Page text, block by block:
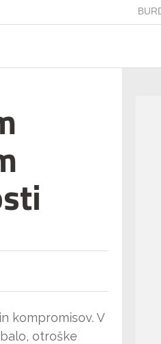
kompromisov. V
otroške